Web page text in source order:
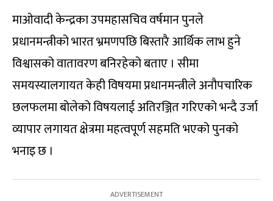
माओवादी केन्द्रका उपमहासचिव वर्षमान पुनले
प्रधानमन्त्रीको भारत भ्रमणपछि बिस्तारै आर्थिक लाभ हुने
विश्वासको वातावरण बनिरहेको बताए । सीमा
समयस्यालगायत केही विषयमा प्रधानमन्त्रीले अनौपचारिक
छलफलमा बोलेको विषयलाई अतिरञ्जित गरिएको भन्दै उर्जा
व्यापार लगायत क्षेत्रमा महत्वपूर्ण सहमति भएको पुनको
भनाइ छ ।